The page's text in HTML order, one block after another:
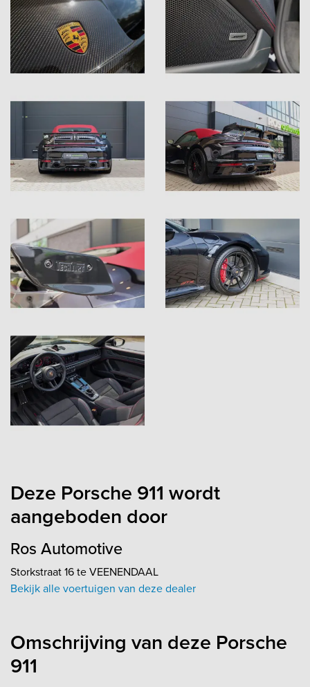
Deze Porsche 911 wordt
aangeboden door
Ros Automotive
Storkstraat 16 te VEENENDAAL
Bekijk alle voertuigen van deze dealer
Omschrijving van deze Porsche
911